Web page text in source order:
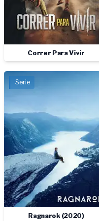
Correr Para Vivir
Serie
Ragnarok (2020)